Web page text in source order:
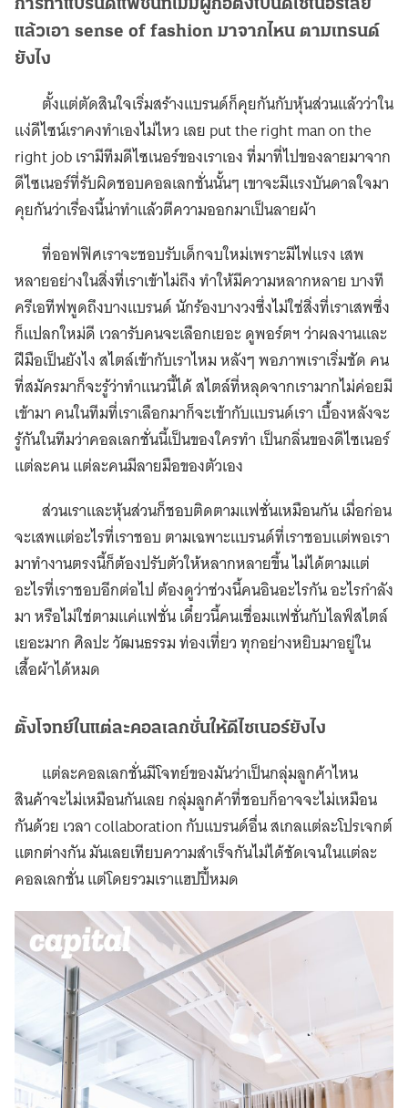
แล้วเอา sense of fashion มาจากไหน ตามเทรนด์
ยังไง
ตั้งแต่ตัดสินใจเริ่มสร้างแบรนด์ก็คุยกันกับหุ้นส่วนแล้วว่าใน
แง่ดีไซน์เราคงทำเองไม่ไหว เลย put the right man on the
right job เรามีทีมดีไซเนอร์ของเราเอง ที่มาที่ไปของลายมาจาก
ดีไซเนอร์ที่รับผิดชอบคอลเลกชั่นนั้นๆ เขาจะมีแรงบันดาลใจมา
คุยกันว่าเรื่องนี้น่าทำแล้วตีความออกมาเป็นลายผ้า
ที่ออฟฟิศเราจะชอบรับเด็กจบใหม่เพราะมีไฟแรง เสพ
หลายอย่างในสิ่งที่เราเข้าไม่ถึง ทำให้มีความหลากหลาย บางที
ครีเอทีฟพูดถึงบางแบรนด์ นักร้องบางวงซึ่งไม่ใช่สิ่งที่เราเสพซึ่ง
ก็แปลกใหม่ดี เวลารับคนจะเลือกเยอะ ดูพอร์ตฯ ว่าผลงานและ
ฝีมือเป็นยังไง สไตล์เข้ากับเราไหม หลังๆ พอภาพเราเริ่มชัด คน
ที่สมัครมาก็จะรู้ว่าทำแนวนี้ได้ สไตล์ที่หลุดจากเรามากไม่ค่อยมี
เข้ามา คนในทีมที่เราเลือกมาก็จะเข้ากับแบรนด์เรา เบื้องหลังจะ
รู้กันในทีมว่าคอลเลกชั่นนี้เป็นของใครทำ เป็นกลิ่นของดีไซเนอร์
แต่ละคน แต่ละคนมีลายมือของตัวเอง
ส่วนเราและหุ้นส่วนก็ชอบติดตามแฟชั่นเหมือนกัน เมื่อก่อน
จะเสพแต่อะไรที่เราชอบ ตามเฉพาะแบรนด์ที่เราชอบแต่พอเรา
มาทำงานตรงนี้ก็ต้องปรับตัวให้หลากหลายขึ้น ไม่ได้ตามแต่
อะไรที่เราชอบอีกต่อไป ต้องดูว่าช่วงนี้คนอินอะไรกัน อะไรกำลัง
มา หรือไม่ใช่ตามแค่แฟชั่น เดี๋ยวนี้คนเชื่อมแฟชั่นกับไลฟ์สไตล์
เยอะมาก ศิลปะ วัฒนธรรม ท่องเที่ยว ทุกอย่างหยิบมาอยู่ใน
เสื้อผ้าได้หมด
ตั้งโจทย์ในแต่ละคอลเลกชั่นให้ดีไซเนอร์ยังไง
แต่ละคอลเลกชั่นมีโจทย์ของมันว่าเป็นกลุ่มลูกค้าไหน
สินค้าจะไม่เหมือนกันเลย กลุ่มลูกค้าที่ชอบก็อาจจะไม่เหมือน
กันด้วย เวลา collaboration กับแบรนด์อื่น สเกลแต่ละโปรเจกต์
แตกต่างกัน มันเลยเทียบความสำเร็จกันไม่ได้ชัดเจนในแต่ละ
คอลเลกชั่น แต่โดยรวมเราแฮปปี้หมด